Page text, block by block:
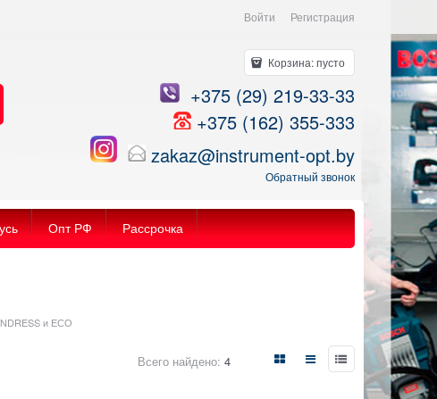
Войти Регистрация
Корзина:пусто
+375 (29) 219-33-33
+375 (162) 355-333
zakaz@instrument-opt.by
Обратный звонок
Опт РФ Рассрочка
и ЕСО
Всего найдено: 4